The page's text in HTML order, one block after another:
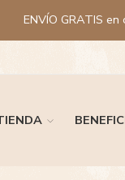
ENVÍO GRATIS